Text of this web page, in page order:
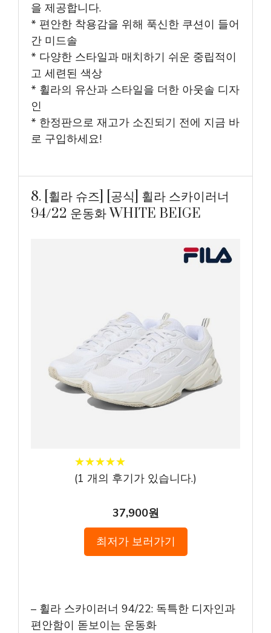
을 제공합니다.
* 편안한 착용감을 위해 푹신한 쿠션이 들어
간 미드솔
* 다양한 스타일과 매치하기 쉬운 중립적이
고 세련된 색상
* 휠라의 유산과 스타일을 더한 아웃솔 디자
인
* 한정판으로 재고가 소진되기 전에 지금 바
로 구입하세요!
8. [휠라 슈즈] [공식] 휠라 스카이러너
94/22 운동화 WHITE BEIGE
★★★★★
★★★★★
(1 개의 후기가 있습니다.)
37,900원
최저가 보러가기
– 휠라 스카이러너 94/22: 독특한 디자인과
편안함이 돋보이는 운동화